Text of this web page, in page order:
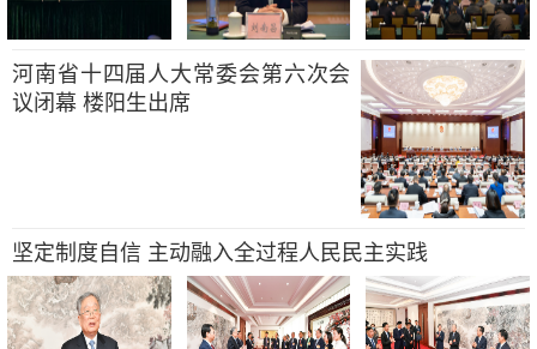
河南省十四届人大常委会第六次会
议闭幕 楼阳生出席
坚定制度自信 主动融入全过程人民民主实践